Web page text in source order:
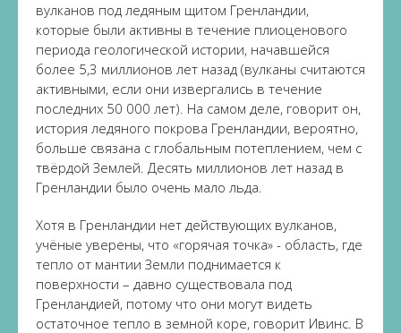
вулканов под ледяным щитом Гренландии,
которые были активны в течение плиоценового
периода геологической истории, начавшейся
более 5,3 миллионов лет назад (вулканы считаются
активными, если они извергались в течение
последних 50 000 лет). На самом деле, говорит он,
история ледяного покрова Гренландии, вероятно,
больше связана с глобальным потеплением, чем с
твёрдой Землей. Десять миллионов лет назад в
Гренландии было очень мало льда.
Хотя в Гренландии нет действующих вулканов,
учёные уверены, что «горячая точка» - область, где
тепло от мантии Земли поднимается к
поверхности – давно существовала под
Гренландией, потому что они могут видеть
остаточное тепло в земной коре, говорит Ивинс. В